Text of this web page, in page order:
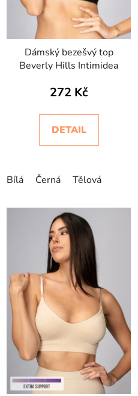
Dámský bezešvý top
Beverly Hills Intimidea
272 Kč
DETAIL
Bílá Černá Tělová